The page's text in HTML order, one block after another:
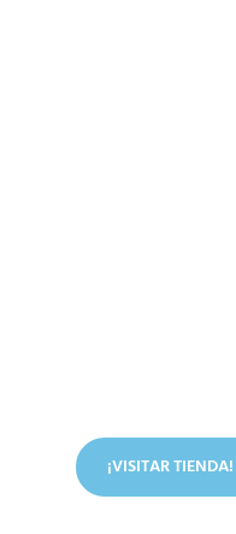
¡VISITAR TIENDA!